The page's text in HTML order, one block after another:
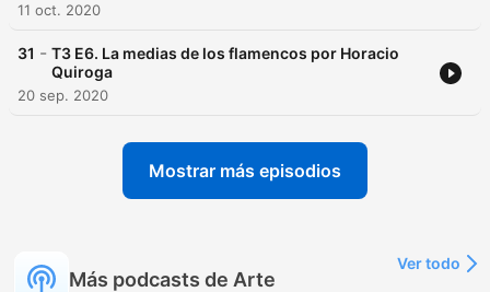
11 oct. 2020
31 - T3 E6. La medias de los flamencos por Horacio
Quiroga
20 sep. 2020
Mostrar más episodios
Más podcasts de Arte
Ver todo